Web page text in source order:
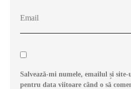
Salvează-mi numele, emailul și
pentru data viitoare când o să